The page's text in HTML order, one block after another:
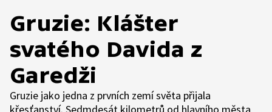
Gruzie: Klášter
svatého Davida z
Garedži
Gruzie jako jedna z prvních zemí světa přijala